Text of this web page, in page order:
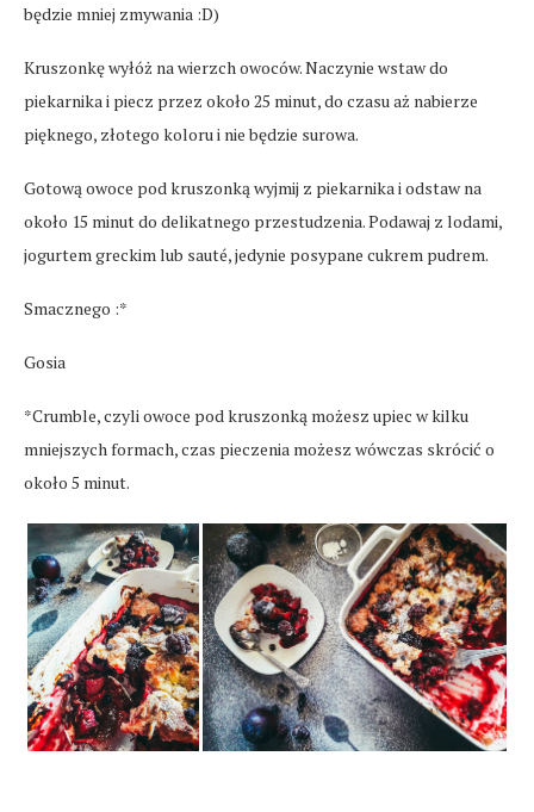
będzie mniej zmywania :D)
Kruszonkę wyłóż na wierzch owoców. Naczynie wstaw do
piekarnika i piecz przez około 25 minut, do czasu aż nabierze
pięknego, złotego koloru i nie będzie surowa.
Gotową owoce pod kruszonką wyjmij z piekarnika i odstaw na
około 15 minut do delikatnego przestudzenia. Podawaj z lodami,
jogurtem greckim lub sauté, jedynie posypane cukrem pudrem.
Smacznego :*
Gosia
*Crumble, czyli owoce pod kruszonką możesz upiec w kilku
mniejszych formach, czas pieczenia możesz wówczas skrócić o
około 5 minut.